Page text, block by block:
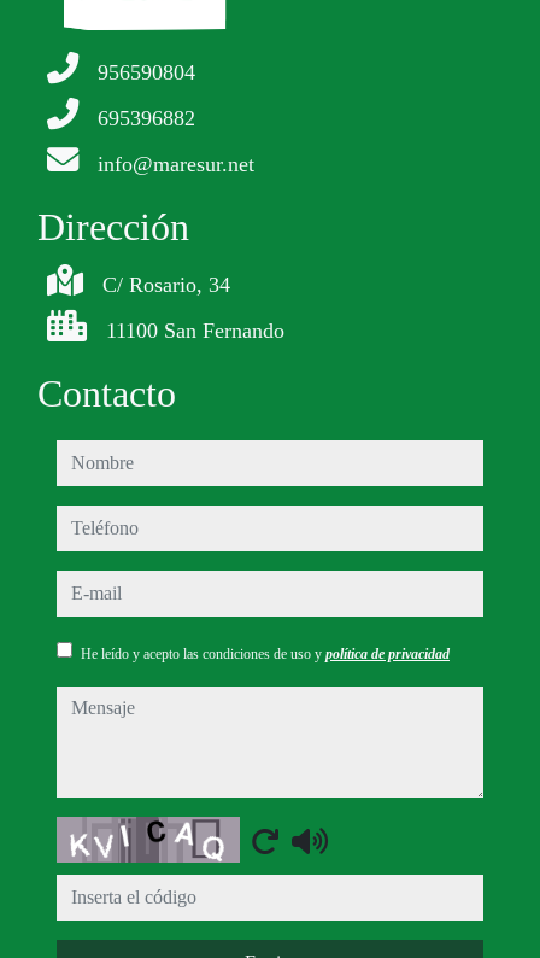
956590804
695396882
info@maresur.net
Dirección
C/ Rosario, 34
11100 San Fernando
Contacto
nombre
teléfono
e-mail
He leído y acepto las condiciones de uso y política de privacidad
mensaje
Captcha